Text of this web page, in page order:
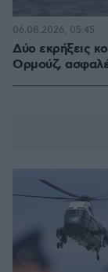
Δύο εκρήξεις
Ορμούζ,
06.08.2026, 05:45